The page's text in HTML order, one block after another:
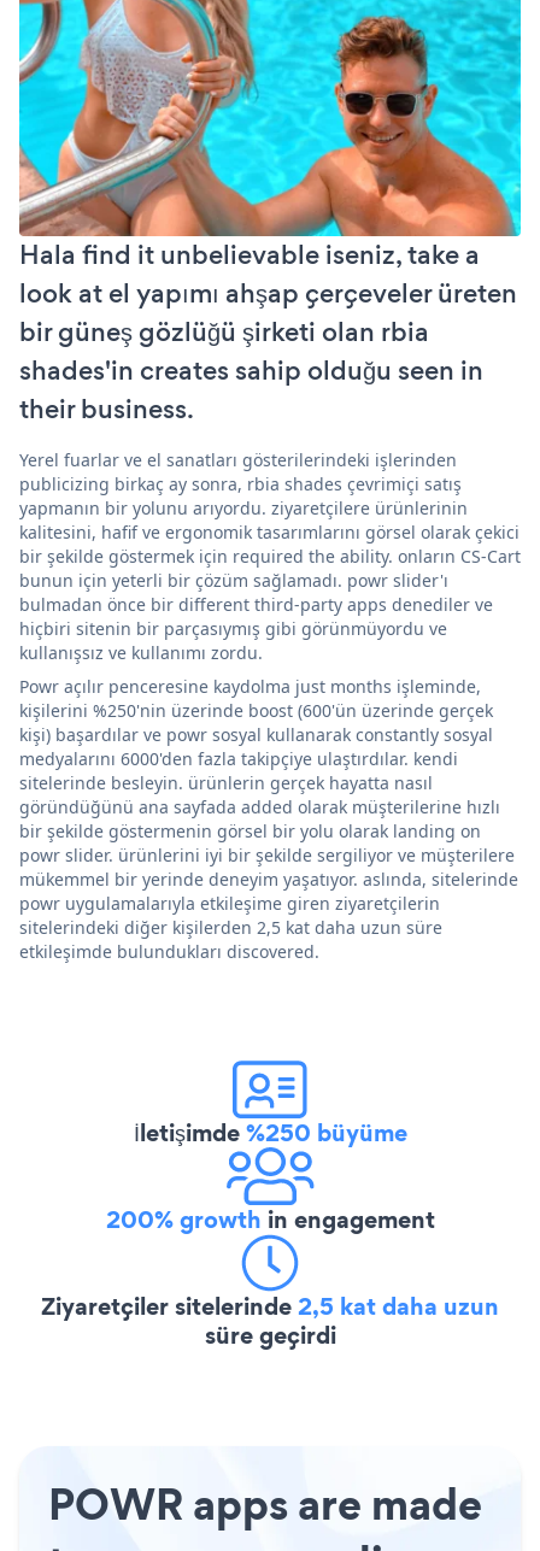
Hala find it unbelievable iseniz, take a
look at el yapımı ahşap çerçeveler üreten
bir güneş gözlüğü şirketi olan rbia
shades'in creates sahip olduğu seen in
their business.
Yerel fuarlar ve el sanatları gösterilerindeki işlerinden
publicizing birkaç ay sonra, rbia shades çevrimiçi satış
yapmanın bir yolunu arıyordu. ziyaretçilere ürünlerinin
kalitesini, hafif ve ergonomik tasarımlarını görsel olarak çekici
bir şekilde göstermek için required the ability. onların CS-Cart
bunun için yeterli bir çözüm sağlamadı. powr slider'ı
bulmadan önce bir different third-party apps denediler ve
hiçbiri sitenin bir parçasıymış gibi görünmüyordu ve
kullanışsız ve kullanımı zordu.
Powr açılır penceresine kaydolma just months işleminde,
kişilerini %250'nin üzerinde boost (600'ün üzerinde gerçek
kişi) başardılar ve powr sosyal kullanarak constantly sosyal
medyalarını 6000'den fazla takipçiye ulaştırdılar. kendi
sitelerinde besleyin. ürünlerin gerçek hayatta nasıl
göründüğünü ana sayfada added olarak müşterilerine hızlı
bir şekilde göstermenin görsel bir yolu olarak landing on
powr slider. ürünlerini iyi bir şekilde sergiliyor ve müşterilere
mükemmel bir yerinde deneyim yaşatıyor. aslında, sitelerinde
powr uygulamalarıyla etkileşime giren ziyaretçilerin
sitelerindeki diğer kişilerden 2,5 kat daha uzun süre
etkileşimde bulundukları discovered.
İletişimde%250 büyüme
200% growth in engagement
Ziyaretçiler sitelerinde2,5 kat daha uzun
süre geçirdi
POWR apps are made